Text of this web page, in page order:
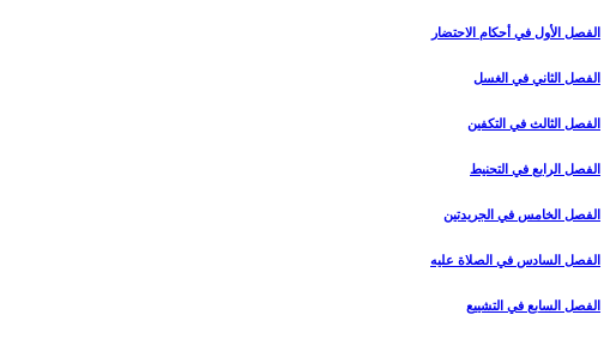
الفصل الأول في أحكام الاحتضار
الفصل الثاني في الغسل
الفصل الثالث في التكفين
الفصل الرابع‏ في التحنيط
الفصل الخامس في الجريدتين
الفصل السادس في الصلاة عليه
الفصل السابع في التشييع